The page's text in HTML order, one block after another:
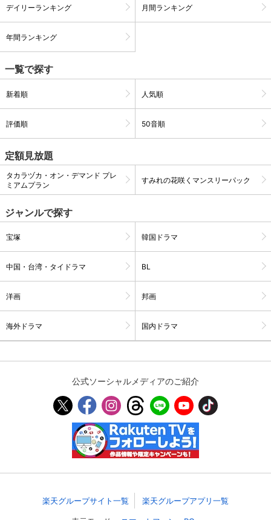
現在獲得済みのお得なクーポンを確認でき
購入履歴
レンタル、購入、定額見放題の購入履歴の
確認が可能です。こちらから視聴いただく
と便利です。
閲覧履歴
サイト内の閲覧履歴を確認できます。履歴
サイト内で表示される作品の表示制限が可
す。
視聴デバイス一覧
スマホなどでRakuten TVを視聴する際のデ
す。
メルマガ
レスの変更が可能です。
定額見放題解約
定額見放題コンテンツの解約はこちらから
可能です。
ログアウト
デイリーランキング 月間ランキング
年間ランキング
一覧で探す
新着順 人気順
評価順 50音順
定額見放題
タカラヅカ・オン・デマンド プレ
ミアムプラン
すみれの花咲くマンスリーパック
ジャンルで探す
宝塚 韓国ドラマ
中国・台湾・タイドラマ BL
洋画 邦画
海外ドラマ 国内ドラマ
公式ソーシャルメディアのご紹介
楽天グループサイト一覧 楽天グループアプリ一覧